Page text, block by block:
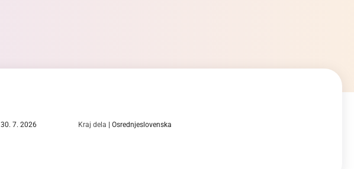
30. 7. 2026 Kraj dela Osrednjeslovenska